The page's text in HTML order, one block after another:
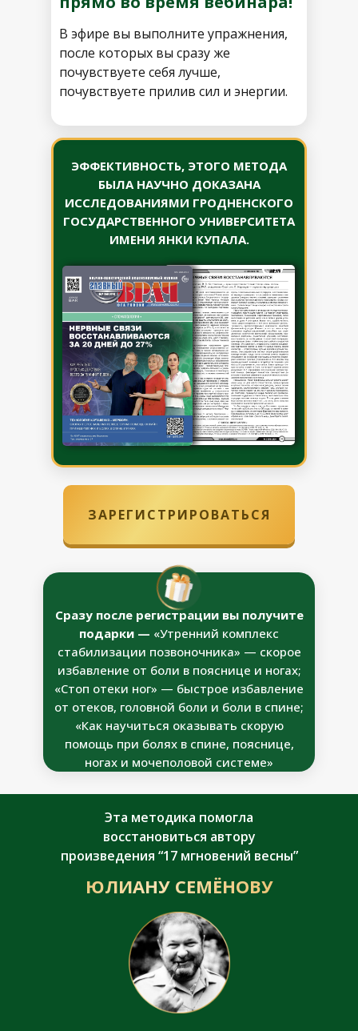
В эфире вы выполните упражнения,
после которых вы сразу же
почувствуете себя лучше,
почувствуете прилив сил и энергии.
ЭФФЕКТИВНОСТЬ, ЭТОГО МЕТОДА
БЫЛА НАУЧНО ДОКАЗАНА
ИССЛЕДОВАНИЯМИ ГРОДНЕНСКОГО
ГОСУДАРСТВЕННОГО УНИВЕРСИТЕТА
ИМЕНИ ЯНКИ КУПАЛА.
Сразу после регистрации вы получите
подарки — «Утренний комплекс
стабилизации позвоночника» — скорое
избавление от боли в пояснице и ногах;
«Стоп отеки ног» — быстрое избавление
от отеков, головной боли и боли в спине;
«Как научиться оказывать скорую
помощь при болях в спине, пояснице,
ногах и мочеполовой системе»
ЗАРЕГИСТРИРОВАТЬСЯ
Эта методика помогла
восстановиться автору
произведения “17 мгновений весны”
ЮЛИАНУ СЕМЁНОВУ